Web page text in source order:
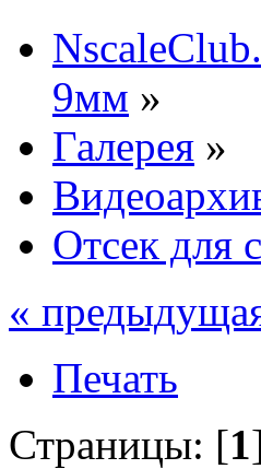
9мм »
Галерея »
Отсек для
«
Печать
Страницы: [1